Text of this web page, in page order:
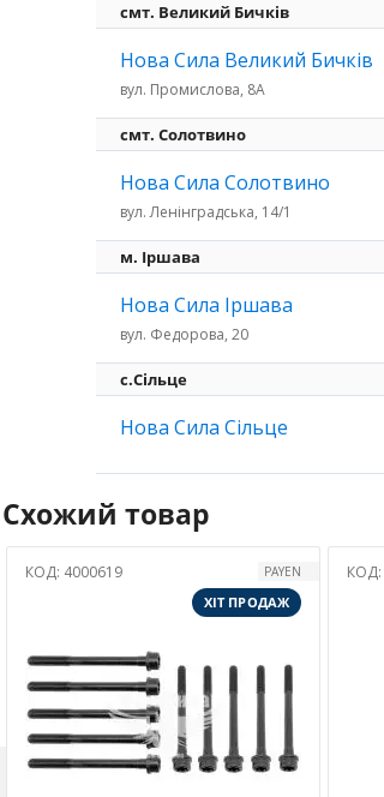
смт. Великий Бичків
Нова Сила Великий Бичків
вул. Промислова, 8А
смт. Солотвино
Нова Сила Солотвино
вул. Ленінградська, 14/1
м. Іршава
Нова Сила Іршава
вул. Федорова, 20
с.Сільце
Нова Сила Сільце
Схожий товар
PAYEN
КОД:
OPEL
ХІТ ПРОДАЖ